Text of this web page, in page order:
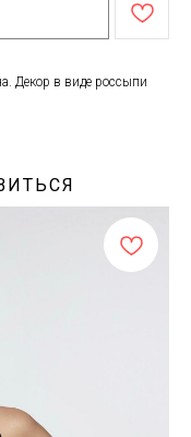
Декор в виде россыпи